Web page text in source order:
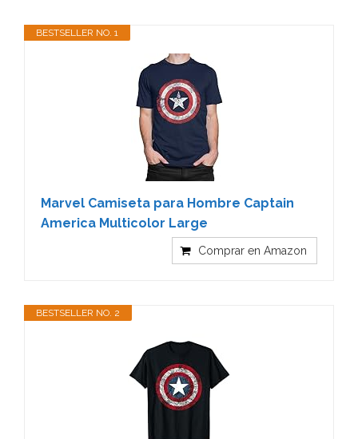
BESTSELLER NO. 1
Marvel Camiseta para Hombre Captain
America Multicolor Large
Comprar en Amazon
BESTSELLER NO. 2